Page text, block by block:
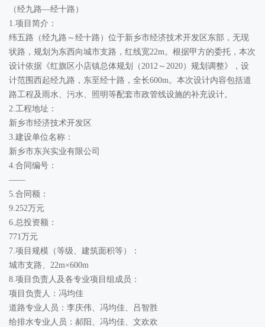
（经九路—经十路）
1.项目简介：
纬五路（经九路～经十路）位于新乡市经济技术开发区东部，无现
状路，规划为东西向城市支路，红线宽22m。根据甲方的委托，本次
设计依据《红旗区小店镇总体规划（2012～2020）规划调整》，设
计范围西起经九路，东至经十路，全长600m。本次设计内容包括道
路工程及雨水、污水、照明等配套市政管线设施的补充设计。
2.工程地址：
新乡市经济技术开发区
3.建设单位名称：
新乡市东兴实业有限公司
4.合同编号：
——
5.合同额：
9.252万元
6.总投资额：
771万元
7.项目规模（等级、建筑面积等）：
城市支路、22m×600m
8.项目负责人及各专业项目组成员：
项目负责人：冯均佳
道路专业人员：李庆伟、冯均佳、吕智胜
给排水专业人员：郝阳、冯均佳、文欢欢